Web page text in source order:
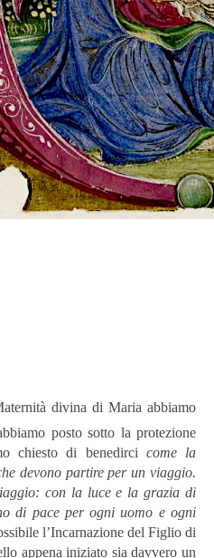
divina di Maria abbiamo
posto sotto la protezione
chiesto di benedirci come la
devono partire per un viaggio.
con la luce e la grazia di
di pace per ogni uomo e ogni
l’Incarnazione del Figlio di
appena iniziato sia davvero un